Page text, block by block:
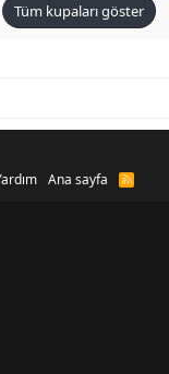
Tüm kupaları göster
Ana sayfa
R